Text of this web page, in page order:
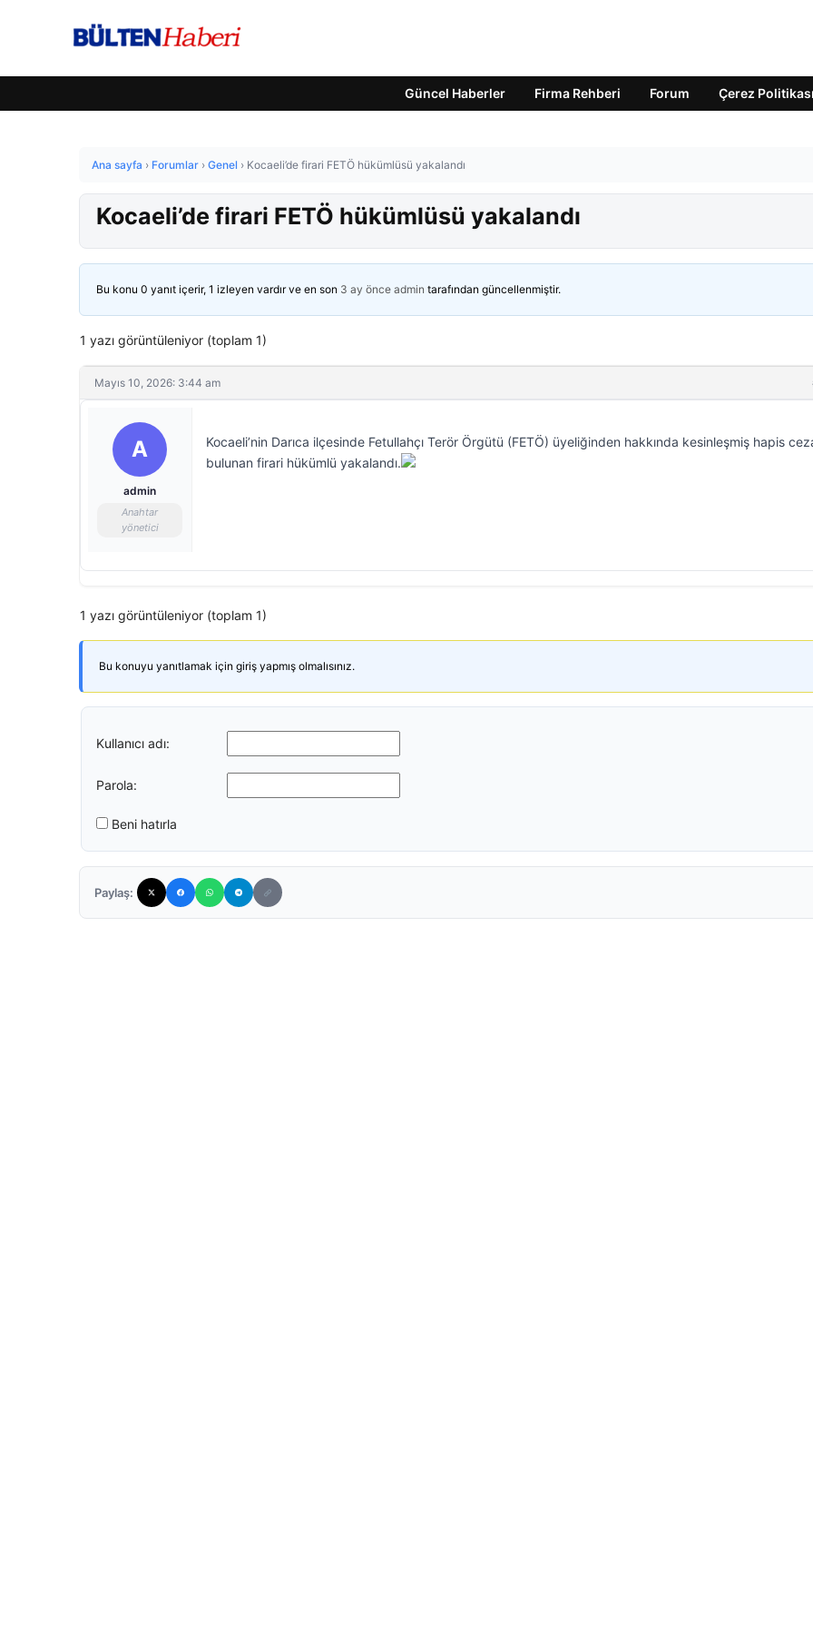
Güncel Haberler Firma Rehberi Forum Çerez Politikası
Ana sayfa › Forumlar › Genel › Kocaeli’de firari FETÖ hükümlüsü yakalandı
Kocaeli’de firari FETÖ hükümlüsü yakalandı
Bu konu 0 yanıt içerir, 1 izleyen vardır ve en son 3 ay önce admin tarafından güncellenmiştir.
1 yazı görüntüleniyor (toplam 1)
Mayıs 10, 2026: 3:44 am
A
admin
Anahtar
yönetici
Kocaeli’nin Darıca ilçesinde Fetullahçı Terör Örgütü (FETÖ) üyeliğinden hakkında kesinleşmiş hapis
bulunan firari hükümlü yakalandı.
1 yazı görüntüleniyor (toplam 1)
Bu konuyu yanıtlamak için giriş yapmış olmalısınız.
Kullanıcı adı:
Parola:
Beni hatırla
Paylaş: